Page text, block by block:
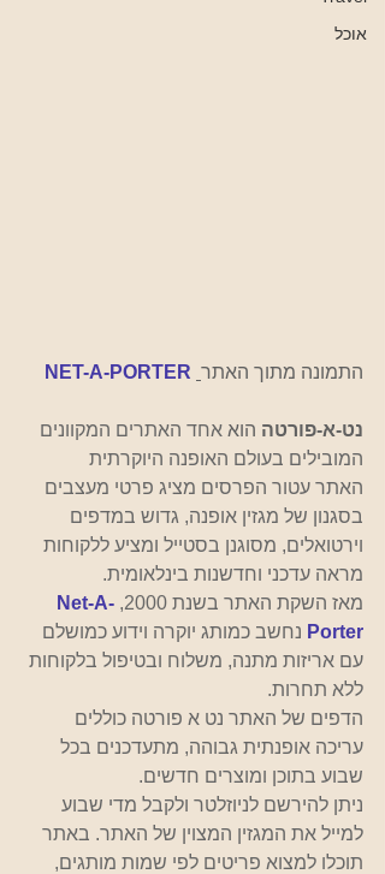
אוכל
התמונה מתוך האתר NET-A-PORTER
נט-א-פורטה הוא אחד האתרים המקוונים
המובילים בעולם האופנה היוקרתית
האתר עטור הפרסים מציג פרטי מעצבים
בסגנון של מגזין אופנה, גדוש במדפים
וירטואלים, מסוגנן בסטייל ומציע ללקוחות
מראה עדכני וחדשנות בינלאומית.
מאז השקת האתר בשנת 2000,
Net-A-
Porter נחשב כמותג יוקרה וידוע כמושלם
עם אריזות מתנה, משלוח ובטיפול בלקוחות
ללא תחרות.
הדפים של האתר נט א פורטה כוללים
עריכה אופנתית גבוהה, מתעדכנים בכל
שבוע בתוכן ומוצרים חדשים.
ניתן להירשם לניוזלטר ולקבל מדי שבוע
למייל את המגזין המצוין של האתר. באתר
תוכלו למצוא פריטים לפי שמות מותגים,